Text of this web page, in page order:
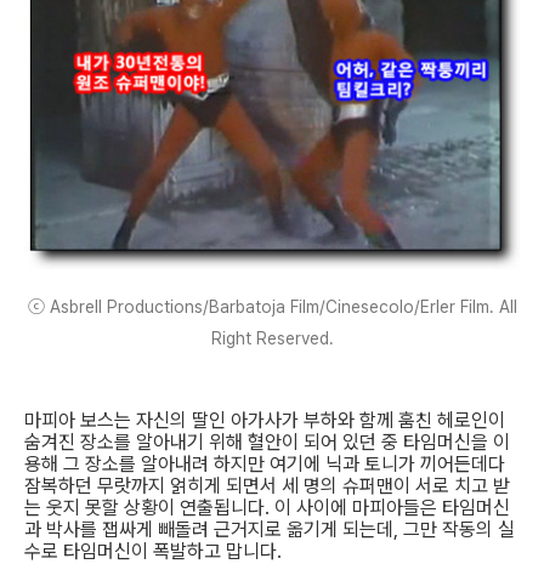
ⓒ Asbrell Productions/Barbatoja Film/Cinesecolo/Erler Film. All
Right Reserved.
마피아 보스는 자신의 딸인 아가사가 부하와 함께 훔친 헤로인이
숨겨진 장소를 알아내기 위해 혈안이 되어 있던 중 타임머신을 이
용해 그 장소를 알아내려 하지만 여기에 닉과 토니가 끼어든데다
잠복하던 무랏까지 얽히게 되면서 세 명의 슈퍼맨이 서로 치고 받
는 웃지 못할 상황이 연출됩니다. 이 사이에 마피아들은 타임머신
과 박사를 잽싸게 빼돌려 근거지로 옮기게 되는데, 그만 작동의 실
수로 타임머신이 폭발하고 맙니다.